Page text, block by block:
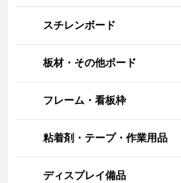
スチレンボード
板材・その他ボード
フレーム・看板枠
粘着剤・テープ・作業用品
ディスプレイ備品